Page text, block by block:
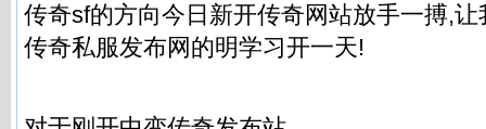
传奇sf的方向今日新开传奇网站放手一搏,
传奇私服发布网的明学习开一天!